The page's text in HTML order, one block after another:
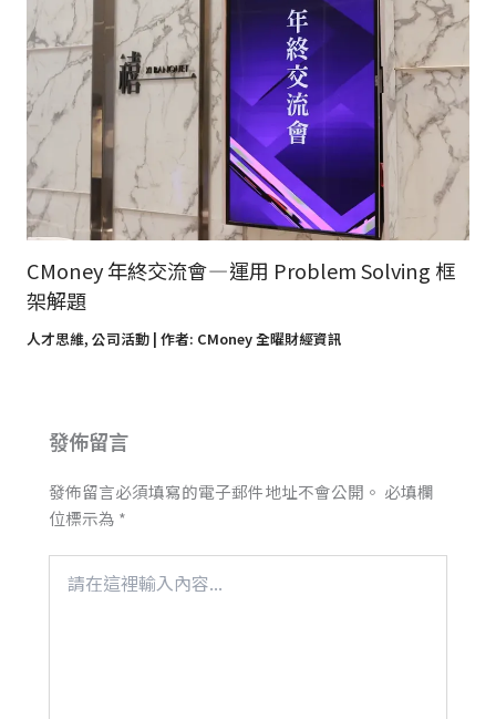
CMoney 年終交流會 — 運用 Problem Solving 框
架解題
人才思維, 公司活動| 作者: CMoney 全曜財經資訊
發佈留言
發佈留言必須填寫的電子郵件地址不會公開。 必填欄
位標示為 *